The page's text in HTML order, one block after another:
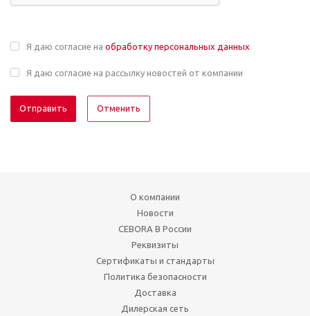
Я даю согласие на обработку персональных данных
Я даю согласие на рассылку новостей от компании
Отменить
О компании
Новости
CEBORA В России
Реквизиты
Сертификаты и стандарты
Политика безопасности
Доставка
Дилерская сеть